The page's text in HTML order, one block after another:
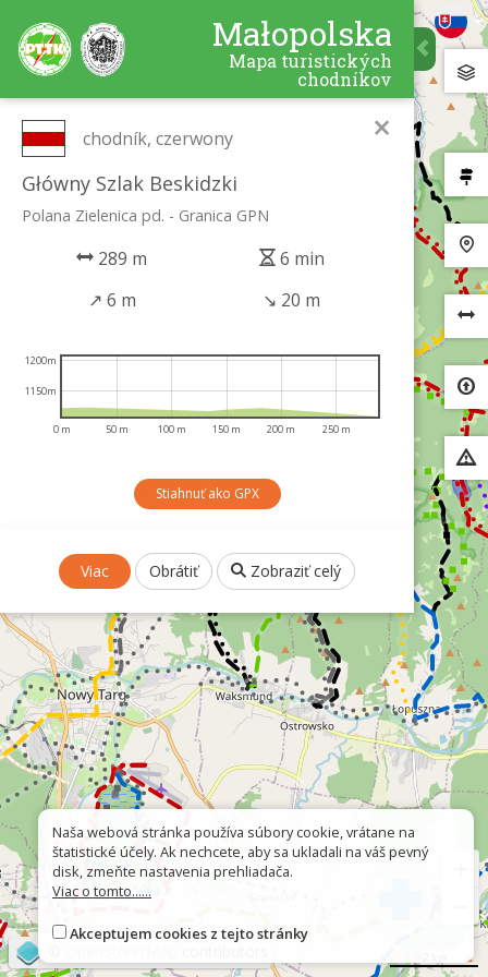
Małopolska
Mapa turistických
chodníkov
×
chodník, czerwony
Główny Szlak Beskidzki
Polana Zielenica pd. - Granica GPN
289 m
6 min
↗ 6 m ↘ 20 m
0 m 50 m 100 m 150 m 200 m 250 m
1150m
1200m
Stiahnuť ako GPX
Viac Obrátiť Zobraziť celý
Naša webová stránka používa súbory cookie, vrátane na
štatistické účely. Ak nechcete, aby sa ukladali na váš pevný
disk, zmeňte nastavenia prehliadača.
Viac o tomto......
Akceptujem cookies z tejto stránky